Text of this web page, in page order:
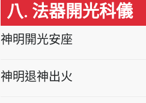
八. 法器開光科儀
神明開光安座
神明退神出火